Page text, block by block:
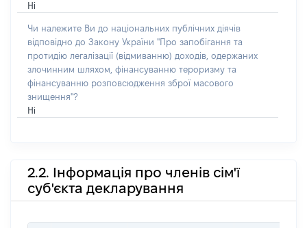
Ні
Чи належите Ви до національних публічних діячів
відповідно до Закону України "Про запобігання та
протидію легалізації (відмиванню) доходів, одержаних
злочинним шляхом, фінансуванню тероризму та
фінансуванню розповсюдження зброї масового
знищення"?
Ні
2.2. Інформація про членів сім'ї
суб'єкта декларування